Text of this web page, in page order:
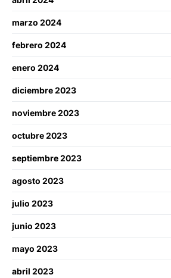
marzo 2024
febrero 2024
enero 2024
diciembre 2023
noviembre 2023
octubre 2023
septiembre 2023
agosto 2023
julio 2023
junio 2023
mayo 2023
abril 2023